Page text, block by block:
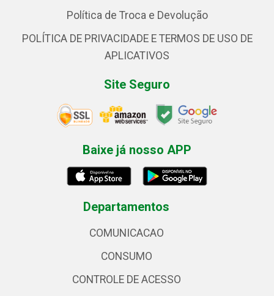
Política de Troca e Devolução
POLÍTICA DE PRIVACIDADE E TERMOS DE USO DE
APLICATIVOS
Site Seguro
Baixe já nosso APP
Departamentos
COMUNICACAO
CONSUMO
CONTROLE DE ACESSO